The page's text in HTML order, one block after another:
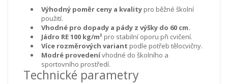
Výhodný poměr ceny a kvality pro běžné školní
použití.
Vhodné pro dopady a pády z výšky do 60 cm.
Jádro RE 100 kg/m³ pro stabilní oporu při cvičení.
Více rozměrových variant podle potřeb tělocvičny.
Modré provedenívhodné do školního a
sportovního prostředí.
Technické parametry